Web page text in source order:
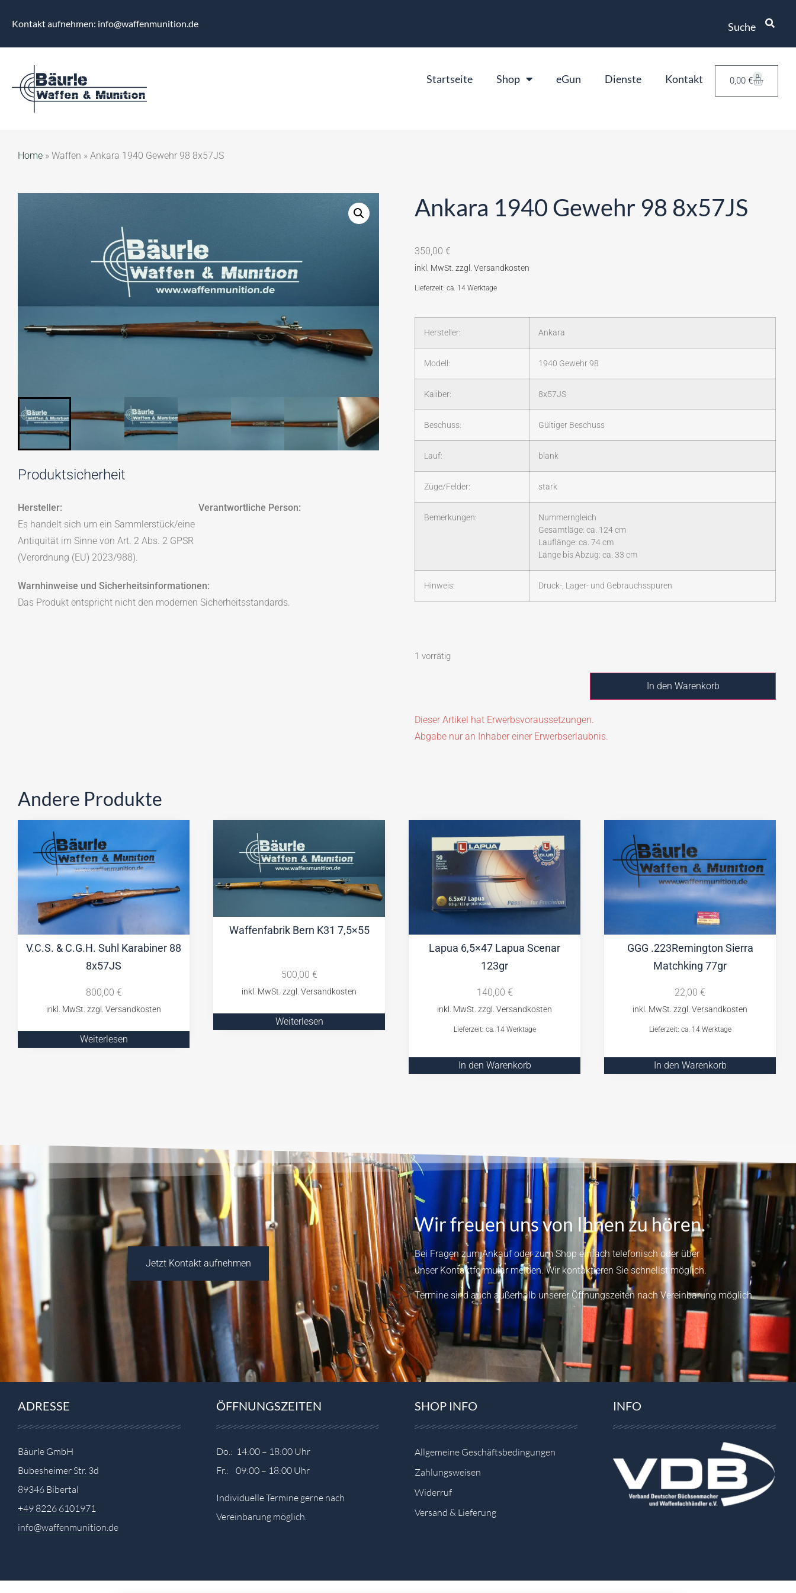
Kontakt aufnehmen: info@waffenmunition.de Suche
Startseite Shop eGun Dienste Kontakt 0,00 € 0
Home » Waffen » Ankara 1940 Gewehr 98 8x57JS
Produktsicherheit
Hersteller:
Es handelt sich um ein Sammlerstück/eine
Antiquität im Sinne von Art. 2 Abs. 2 GPSR
(Verordnung (EU) 2023/988).
Verantwortliche Person:
Warnhinweise und Sicherheitsinformationen:
Das Produkt entspricht nicht den modernen Sicherheitsstandards.
Ankara 1940 Gewehr 98 8x57JS
350,00 €
Lieferzeit: ca. 14 Werktage
Hersteller: Ankara
Modell: 1940 Gewehr 98
Kaliber: 8x57JS
Beschuss: Gültiger Beschuss
Lauf: blank
Züge/Felder: stark
Bemerkungen:
Nummerngleich
Gesamtläge: ca. 124 cm
Lauflänge: ca. 74 cm
Länge bis Abzug: ca. 33 cm
Hinweis: Druck-, Lager- und Gebrauchsspuren
1 vorrätig
In den Warenkorb
Dieser Artikel hat Erwerbsvoraussetzungen.
Abgabe nur an Inhaber einer Erwerbserlaubnis.
Andere Produkte
V.C.S. & C.G.H. Suhl Karabiner 88
8x57JS
800,00 €
Weiterlesen
Waffenfabrik Bern K31 7,5×55
500,00 €
Weiterlesen
Lapua 6,5×47 Lapua Scenar
123gr
140,00 €
Lieferzeit: ca. 14 Werktage
In den Warenkorb
GGG .223Remington Sierra
Matchking 77gr
22,00 €
Lieferzeit: ca. 14 Werktage
In den Warenkorb
Jetzt Kontakt aufnehmen
Wir freuen uns von Ihnen zu hören.
Bei Fragen zum Ankauf oder zum Shop einfach telefonisch oder über
unser Kontaktformularmelden.Wir kontaktieren Sie schnellst möglich.
Termine sind auch außerhalb unserer Öffnungszeiten nach Vereinbarung möglich.
ADRESSE
Bäurle GmbH
Bubesheimer Str. 3d
89346 Bibertal
+49 8226 6101971
info@waffenmunition.de
ÖFFNUNGSZEITEN
Do.: 14:00 – 18:00 Uhr
Fr.: 09:00 – 18:00 Uhr
Individuelle Termine gerne nach
Vereinbarung möglich.
SHOP INFO
Allgemeine Geschäftsbedingungen
Zahlungsweisen
Widerruf
Versand & Lieferung
INFO